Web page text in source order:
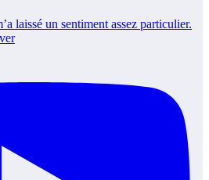
laissé un sentiment assez particulier.